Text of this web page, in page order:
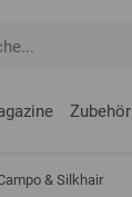
Zubehör
& Silkhair